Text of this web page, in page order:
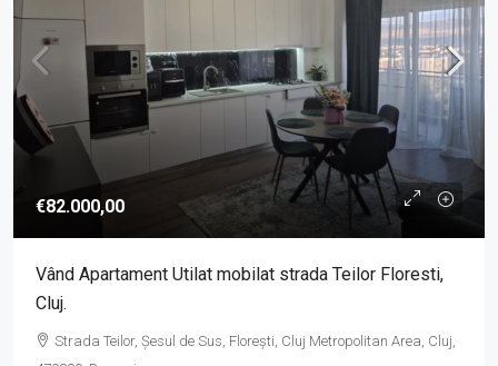
€82.000,00
Vând Apartament Utilat mobilat strada Teilor Floresti,
Cluj.
Strada Teilor, Șesul de Sus, Florești, Cluj Metropolitan Area, Cluj,